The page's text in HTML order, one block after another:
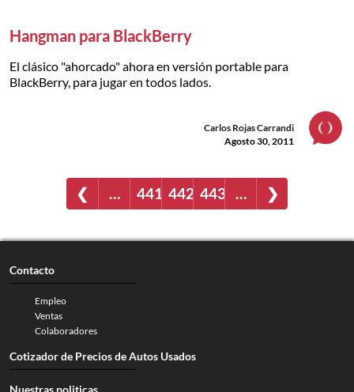
Hangman para BlackBerry
El clásico "ahorcado" ahora en versión portable para
BlackBerry, para jugar en todos lados.
Carlos Rojas Carrandi
Agosto 30, 2011
❮ … 441 442 443 … ❯
Contacto
Empleo
Ventas
Colaboradores
Cotizador de Precios de Autos Usados
Nuestras politicas